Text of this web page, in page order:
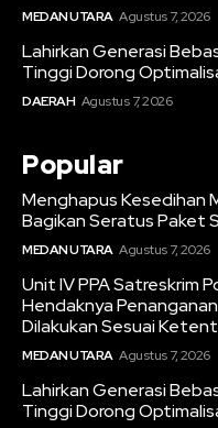
MEDAN UTARA Agustus 7, 2026
Lahirkan Generasi
Tinggi Dorong
DAERAH Agustus 7, 2026
Popular
Menghapus Kesedihan
Bagikan Seratus Paket
MEDAN UTARA Agustus 7, 2026
Unit IV PPA Satreskrim
Hendaknya
Dilakukan Sesuai
MEDAN UTARA Agustus 7, 2026
Lahirkan Generasi
Tinggi Dorong